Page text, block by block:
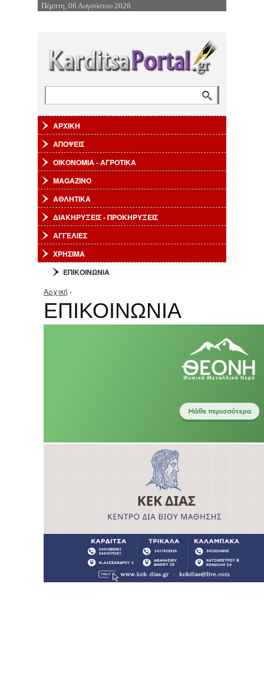
Επιστροφή στην Πλοήγηση
Πέμπτη, 06 Αυγούστου 2026
ΑΡΧΙΚΗ
ΑΠΟΨΕΙΣ
ΟΙΚΟΝΟΜΙΑ - ΑΓΡΟΤΙΚΑ
MAGAZINO
ΑΘΛΗΤΙΚΑ
ΔΙΑΚΗΡΥΞΕΙΣ - ΠΡΟΚΗΡΥΞΕΙΣ
ΑΓΓΕΛΙΕΣ
ΧΡΗΣΙΜΑ
ΕΠΙΚΟΙΝΩΝΙΑ
Είστε εδώ
Αρχική ›
ΕΠΙΚΟΙΝΩΝΙΑ